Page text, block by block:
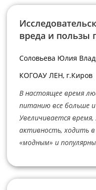
вреда и пользы
Соловьева Юлия
КОГОАУ ЛЕН, г.Киров
В настоящее время
питанию все больше
Увеличивается
активность, ходить
«модным» и